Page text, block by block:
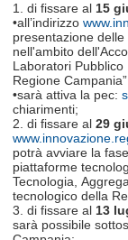
1. di fissare al 15
•all’indirizzo
presentazione delle
nell'ambito
Laboratori
Regione
•sarà attiva la pec:
chiarimenti;
2. di fissare al 29
potrà avviare la
piattaforme
Tecnologia,
tecnologico della
3. di fissare al 13
sarà possibile